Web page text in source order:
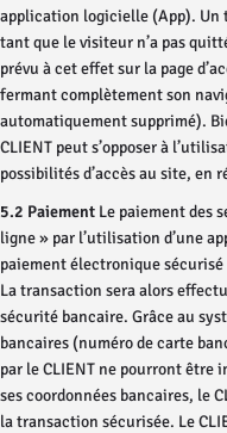
application logicielle (App). Un
tant que le visiteur n’a pas
prévu à cet effet sur la page
fermant complètement son
automatiquement supprimé).
CLIENT peut s’opposer à
possibilités d’accès au site, en
5.2 Paiement Le paiement des
ligne » par l’utilisation d’une
paiement électronique
La transaction sera alors
sécurité bancaire. Grâce au
bancaires (numéro de carte
par le CLIENT ne pourront
ses coordonnées bancaires, le
la transaction sécurisée. Le